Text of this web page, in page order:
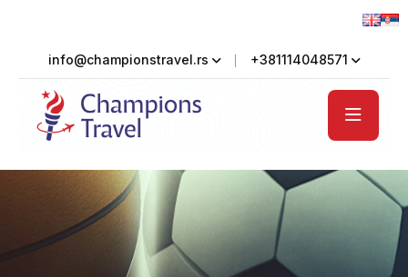
info@championstravel.rs +381114048571